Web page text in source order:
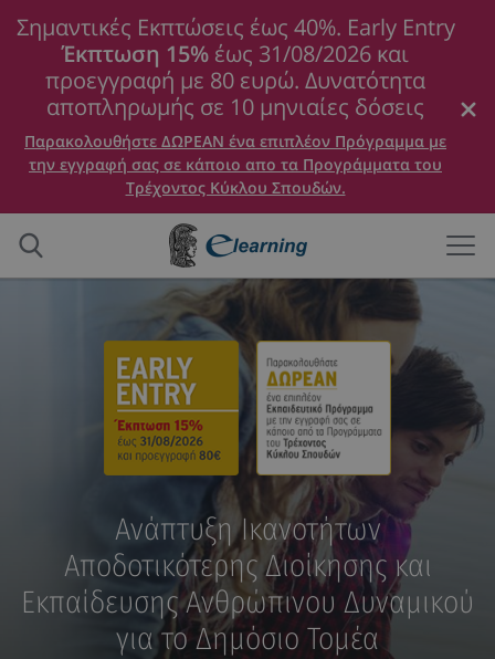
Σημαντικές Εκπτώσεις έως 40%. Early Entry
Έκπτωση 15% έως 31/08/2026 και
προεγγραφή με 80 ευρώ. Δυνατότητα
αποπληρωμής σε 10 μηνιαίες δόσεις
Παρακολουθήστε ΔΩΡΕΑΝ ένα επιπλέον Πρόγραμμα με
την εγγραφή σας σε κάποιο απο τα Προγράμματα του
Τρέχοντος Κύκλου Σπουδών.
Ανάπτυξη Ικανοτήτων
Αποδοτικότερης Διοίκησης και
Εκπαίδευσης Ανθρώπινου Δυναμικού
για το Δημόσιο Τομέα